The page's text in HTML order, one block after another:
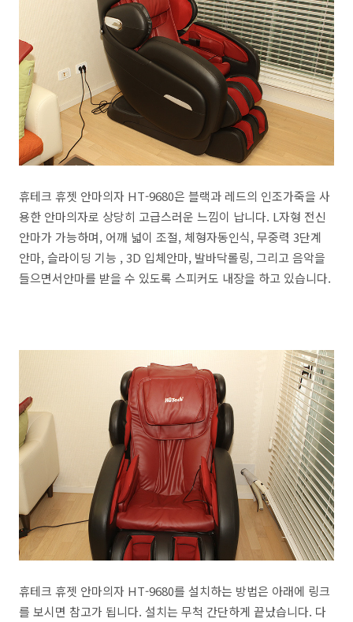
휴테크 휴젯 안마의자 HT-9680은 블랙과 레드의 인조가죽을 사
용한 안마의자로 상당히 고급스러운 느낌이 납니다. L자형 전신
안마가 가능하며, 어깨 넓이 조절, 체형자동인식, 무중력 3단계
안마, 슬라이딩 기능 , 3D 입체안마, 발바닥롤링, 그리고 음악을
들으면서안마를 받을 수 있도록 스피커도 내장을 하고 있습니다.
휴테크 휴젯 안마의자 HT-9680를 설치하는 방법은 아래에 링크
를 보시면 참고가 됩니다. 설치는 무척 간단하게 끝났습니다. 다